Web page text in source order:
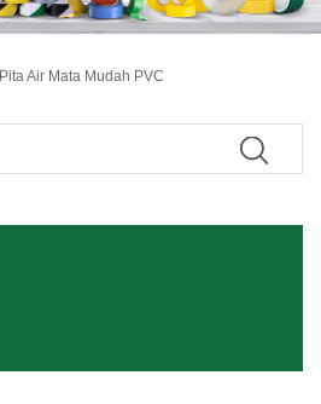
Pita Air Mata Mudah PVC